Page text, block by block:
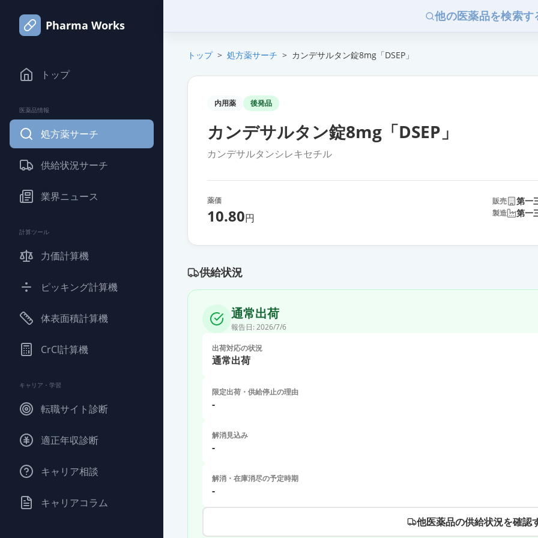
Pharma Works
トップ
医薬品情報
処方薬サーチ
供給状況サーチ
業界ニュース
計算ツール
力価計算機
ピッキング計算機
体表面積計算機
CrCl計算機
キャリア・学習
転職サイト診断
適正年収診断
キャリア相談
キャリアコラム
他の医薬品を検索す
トップ > 処方薬サーチ > カンデサルタン錠8mg「DSEP」
内用薬 後発品
カンデサルタン錠8mg「DSEP」
カンデサルタンシレキセチル
薬価
10.80円
販売 第一
製造 第一
供給状況
通常出荷
報告日: 2026/7/6
出荷対応の状況
通常出荷
限定出荷・供給停止の理由
-
解消見込み
-
解消・在庫消尽の予定時期
-
他医薬品の供給状況を確認